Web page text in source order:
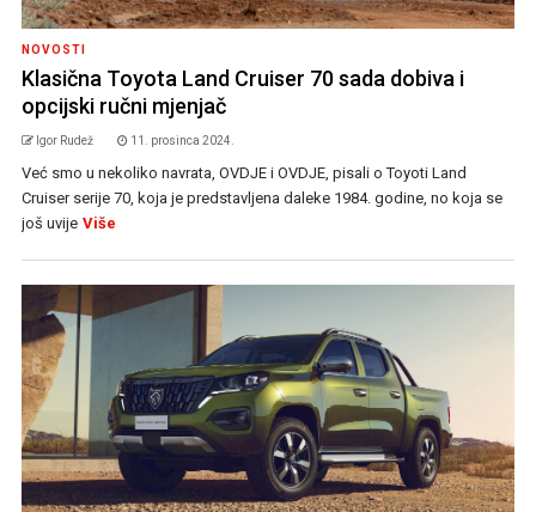
NOVOSTI
Klasična Toyota Land Cruiser 70 sada dobiva i
opcijski ručni mjenjač
Igor Rudež 11. prosinca 2024.
Već smo u nekoliko navrata, OVDJE i OVDJE, pisali o Toyoti Land
Cruiser serije 70, koja je predstavljena daleke 1984. godine, no koja se
još uvije Više